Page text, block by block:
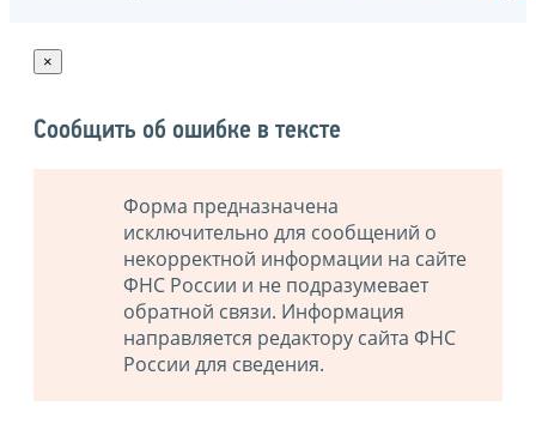
×
Сообщить об ошибке в тексте
Форма предназначена
исключительно для сообщений о
некорректной информации на сайте
ФНС России и не подразумевает
обратной связи. Информация
направляется редактору сайта ФНС
России для сведения.